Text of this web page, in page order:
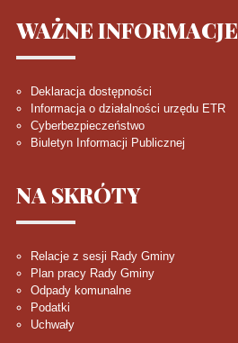
WAŻNEINFORMACJE
Deklaracja dostępności
Informacja o działalności urzędu ETR
Cyberbezpieczeństwo
Biuletyn Informacji Publicznej
NA SKRÓTY
Relacje z sesji Rady Gminy
Plan pracy Rady Gminy
Odpady komunalne
Podatki
Uchwały